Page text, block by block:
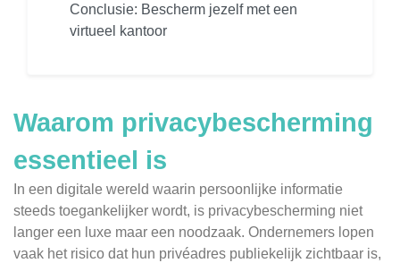
Conclusie: Bescherm jezelf met een
virtueel kantoor
Waarom privacybescherming
essentieel is
In een digitale wereld waarin persoonlijke informatie
steeds toegankelijker wordt, is privacybescherming niet
langer een luxe maar een noodzaak. Ondernemers lopen
vaak het risico dat hun privéadres publiekelijk zichtbaar is,